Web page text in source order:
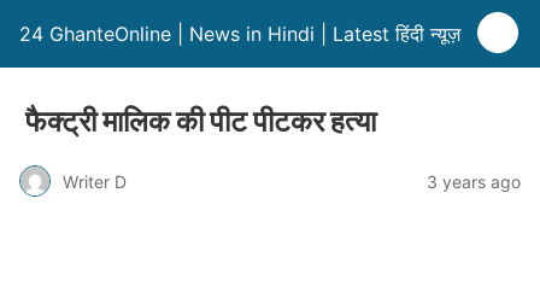
24 GhanteOnline | News in Hindi | Latest हिंदी न्यूज़
फैक्ट्री मालिक की पीट पीटकर हत्या
Writer D 3 years ago